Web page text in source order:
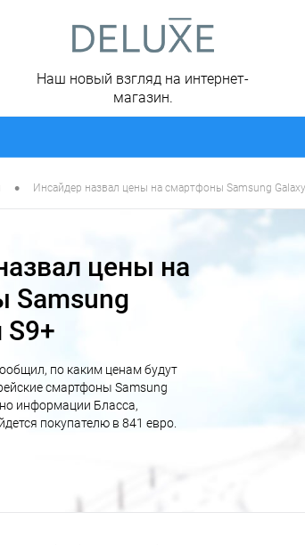
Наш новый взгляд на интернет-
магазин.
• Инсайдер назвал цены на смартфоны Samsung
цены на
Samsung
S9+
по каким ценам будут
смартфоны Samsung
информации Бласса,
покупателю в 841 евро.